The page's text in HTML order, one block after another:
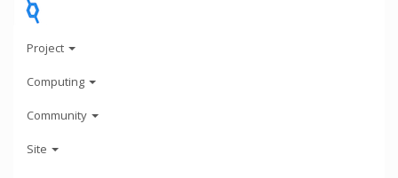
Project
Computing
Community
Site